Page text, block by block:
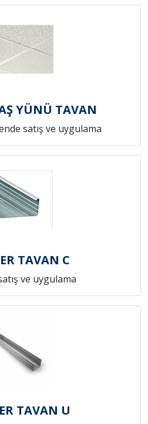
YÜNÜ TAVAN
satış ve uygulama
TAVAN C
ve uygulama
TAVAN U